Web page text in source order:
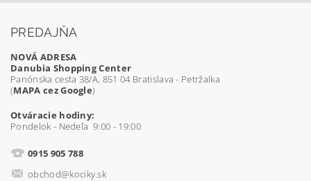
PREDAJŇA
NOVÁ ADRESA
Danubia Shopping Center
Panónska cesta 38/A, 851 04 Bratislava - Petržalka
(MAPA cez Google)
Otváracie hodiny:
Pondelok - Nedeľa 9:00 - 19:00
0915 905 788
obchod@kociky.sk